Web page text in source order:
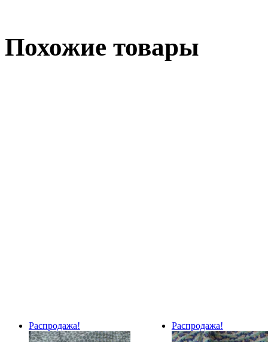
Похожие товары
Распродажа! Распродажа!